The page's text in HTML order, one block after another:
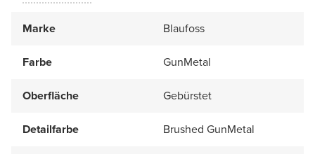
Marke Blaufoss
Farbe GunMetal
Oberfläche Gebürstet
Detailfarbe Brushed GunMetal